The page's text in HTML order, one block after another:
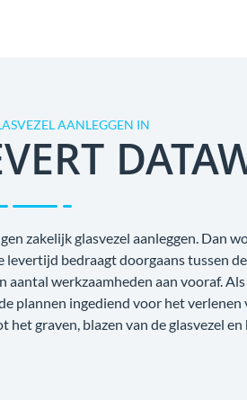
AANLEGGEN IN
zakelijk glasvezel aanleggen. Dan
bedraagt doorgaans tussen
werkzaamheden aan vooraf.
plannen ingediend voor het
graven, blazen van de glasvezel